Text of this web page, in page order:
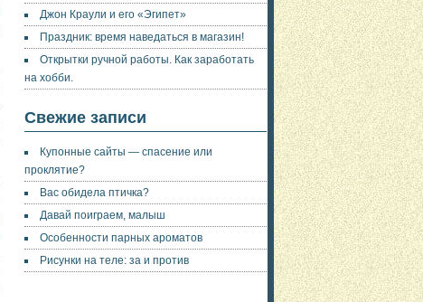
Джон Краули и его «Эгипет»
Праздник: время наведаться в магазин!
Открытки ручной работы. Как заработать
на хобби.
Свежие записи
Купонные сайты — спасение или
проклятие?
Вас обидела птичка?
Давай поиграем, малыш
Особенности парных ароматов
Рисунки на теле: за и против